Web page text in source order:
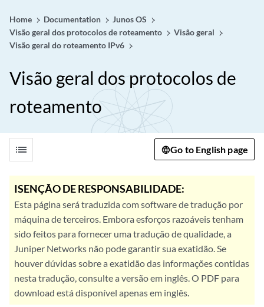
Home Documentation
Junos OS
Visão geral dos protocolos de roteamento
Visão geral
Visão geral do roteamento IPv6
Visão geral dos protocolos de
roteamento
list Go to English page
ISENÇÃO DE RESPONSABILIDADE:
Esta página será traduzida com software de tradução por
máquina de terceiros. Embora esforços razoáveis tenham
sido feitos para fornecer uma tradução de qualidade, a
Juniper Networks não pode garantir sua exatidão. Se
houver dúvidas sobre a exatidão das informações contidas
nesta tradução, consulte a versão em inglês. O PDF para
download está disponível apenas em inglês.